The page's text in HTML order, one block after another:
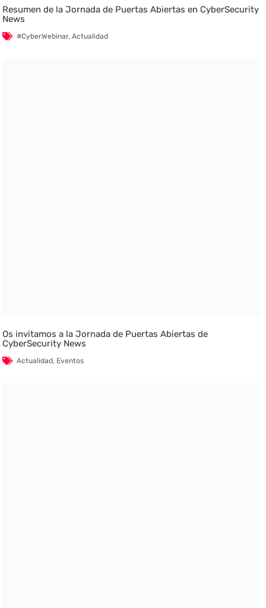
Resumen de la Jornada de Puertas Abiertas en CyberSecurity
News
#CyberWebinar,Actualidad
Os invitamos a la Jornada de Puertas Abiertas de
CyberSecurity News
Actualidad, Eventos